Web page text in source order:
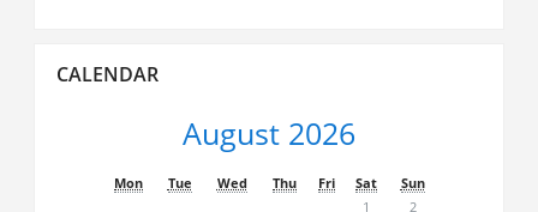
Calendar
CALENDAR
August 2026
Mon Tue Wed Thu Fri Sat
Sun
1
2